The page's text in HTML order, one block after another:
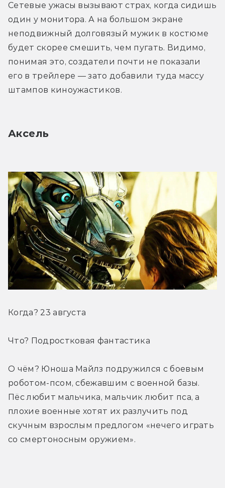
Сетевые ужасы вызывают страх, когда сидишь
один у монитора. А на большом экране
неподвижный долговязый мужик в костюме
будет скорее смешить, чем пугать. Видимо,
понимая это, создатели почти не показали
его в трейлере — зато добавили туда массу
штампов киноужастиков.
Аксель
Когда? 23 августа
Что? Подростковая фантастика
О чём? Юноша Майлз подружился с боевым
роботом-псом, сбежавшим с военной базы.
Пёс любит мальчика, мальчик любит пса, а
плохие военные хотят их разлучить под
скучным взрослым предлогом «нечего играть
со смертоносным оружием».